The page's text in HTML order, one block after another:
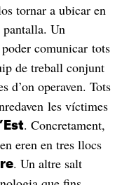
tornar a ubicar en
pantalla. Un
comunicar tots
de treball conjunt
d’on operaven. Tots
les víctimes
. Concretament,
eren en tres llocs
. Un altre salt